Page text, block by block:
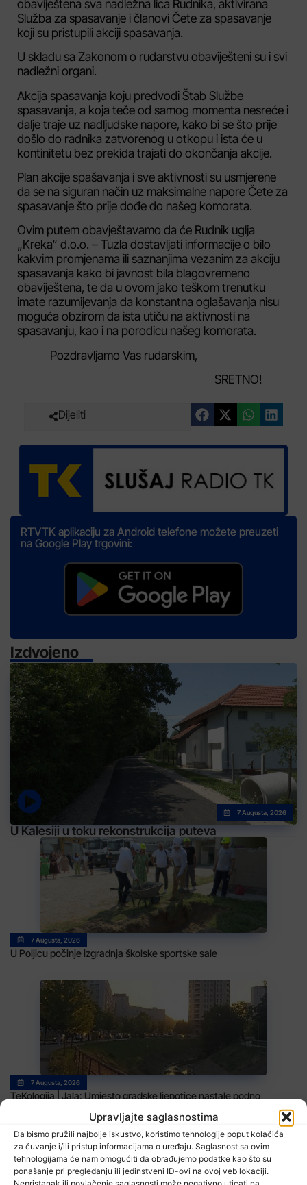
Upravljajte saglasnostima
Da bismo pružili najbolje iskustvo, koristimo tehnologije poput kolačića
za čuvanje i/ili pristup informacijama o uređaju. Saglasnost sa ovim
tehnologijama će nam omogućiti da obrađujemo podatke kao što su
ponašanje pri pregledanju ili jedinstveni ID-ovi na ovoj veb lokaciji.
Nepristanak ili povlačenje saglasnosti može negativno uticati na
obaviještena sva nadležna lica Rudnika, aktivirana
Služba za spasavanje i članovi Čete za spasavanje
koji su pristupili akciji spasavanja.
U skladu sa Zakonom o rudarstvu obaviješteni su i svi
nadležni organi.
Akcija spasavanja koju predvodi Štab Službe
spasavanja, a koja teče od samog momenta nesreće i
dalje traje uz nadljudske napore, kako bi se što prije
došlo do radnika zatvorenog u otkopu i ista će u
kontinitetu bez prekida trajati do okončanja akcije.
Plan akcije spašavanja i sve aktivnosti su usmjerene
da se na siguran način uz maksimalne napore Čete za
spasavanje što prije dođe do našeg komorata.
Ovim putem obavještavamo da će Rudnik uglja
„Kreka“ d.o.o. – Tuzla dostavljati informacije o bilo
kakvim promjenama ili saznanjima vezanim za akciju
spasavanja kako bi javnost bila blagovremeno
obaviještena, te da u ovom jako teškom trenutku
imate razumijevanja da konstantna oglašavanja nisu
moguća obzirom da ista utiču na aktivnosti na
spasavanju, kao i na porodicu našeg komorata.
Pozdravljamo Vas rudarskim,
SRETNO!
Dijeliti
RTVTK aplikaciju za Android telefone možete preuzeti
na Google Play trgovini:
Izdvojeno
7 Augusta, 2026
U Kalesiji u toku rekonstrukcija puteva
7 Augusta, 2026
U Poljicu počinje izgradnja školske sportske sale
7 Augusta, 2026
TeKologija | Jala: Umjesto gradske ljepotice nastale podno